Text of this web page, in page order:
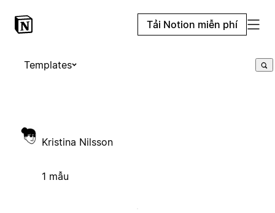
Tải Notion miễn phí
Templates
Kristina Nilsson
1 mẫu